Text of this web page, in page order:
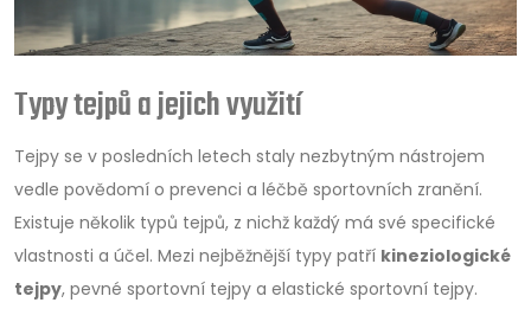
Typy tejpů a jejich využití
Tejpy se v posledních letech staly nezbytným nástrojem
vedle povědomí o prevenci a léčbě sportovních zranění.
Existuje několik typů tejpů, z nichž každý má své specifické
vlastnosti a účel. Mezi nejběžnější typy patří kineziologické
tejpy, pevné sportovní tejpy a elastické sportovní tejpy.